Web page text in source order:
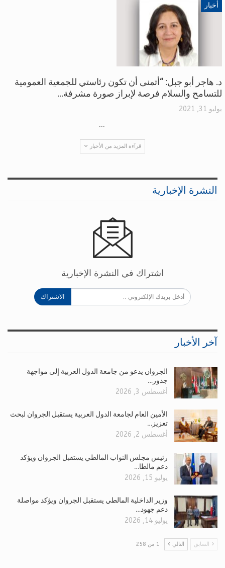
أخبار
د. هاجر أبو جبل: “أتمنى أن تكون رئاستي للجمعية العمومية
للتسامح والسلام فرصة لإبراز صورة مشرفة…
يوليو 31, 2021
...
قرآءة المزيد من الأخبار
النشرة الإخبارية
اشتراك في النشرة الإخبارية
الاشتراك
آخر الأخبار
الجروان يدعو من جامعة الدول العربية إلى مواجهة
جذور…
أغسطس 3, 2026
الأمين العام لجامعة الدول العربية يستقبل الجروان لبحث
تعزيز…
أغسطس 2, 2026
رئيس مجلس النواب المالطي يستقبل الجروان ويؤكد
دعم مالطا…
يوليو 15, 2026
وزير الداخلية المالطي يستقبل الجروان ويؤكد مواصلة
دعم جهود…
يوليو 14, 2026
السابق التالي 1 من 258